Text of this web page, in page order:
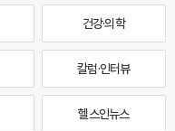
건강·의학
칼럼·인터뷰
헬스인뉴스